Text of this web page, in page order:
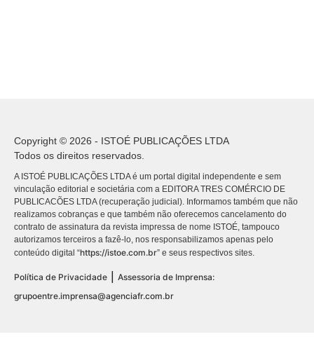
Copyright © 2026 - ISTOÉ PUBLICAÇÕES LTDA
Todos os direitos reservados.
A ISTOÉ PUBLICAÇÕES LTDA é um portal digital independente e sem
vinculação editorial e societária com a EDITORA TRES COMÉRCIO DE
PUBLICACÕES LTDA (recuperação judicial). Informamos também que não
realizamos cobranças e que também não oferecemos cancelamento do
contrato de assinatura da revista impressa de nome ISTOÉ, tampouco
autorizamos terceiros a fazê-lo, nos responsabilizamos apenas pelo
conteúdo digital “https://istoe.com.br” e seus respectivos sites.
Política de Privacidade
Assessoria de Imprensa:
grupoentre.imprensa@agenciafr.com.br